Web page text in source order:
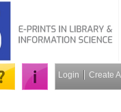
Login Create